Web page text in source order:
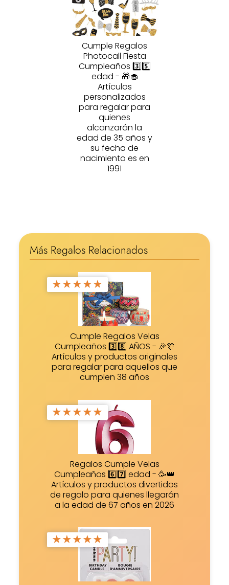
Cumple Regalos
Photocall Fiesta
Cumpleaños 3️⃣5️⃣
edad - 🎁🧁
Artículos
personalizados
para regalar para
quienes
alcanzarán la
edad de 35 años y
su fecha de
nacimiento es en
1991
Más Regalos Relacionados
★★★★★
Cumple Regalos Velas
Cumpleaños 3️⃣8️⃣ AÑOS - 🎉🎊
Artículos y productos originales
para regalar para aquellos que
cumplen 38 años
★★★★★
Regalos Cumple Velas
Cumpleaños 6️⃣7️⃣ edad - 🥳👑
Artículos y productos divertidos
de regalo para quienes llegarán
a la edad de 67 años en 2026
★★★★★